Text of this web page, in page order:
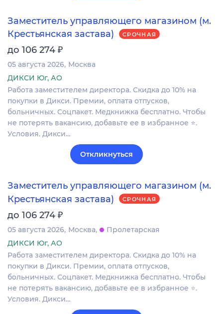
Заместитель управляющего магазином (м.
Крестьянская застава)
СРОЧНАЯ
до 106 274 ₽
05 августа 2026 Москва
ДИКСИ Юг, АО
Работа заместителем директора. Скидка до 10% на
покупки в Дикси. Премии, оплата отпусков,
больничных. Соцпакет. Медкнижка бесплатно. Чтобы
не потерять вакансию, добавьте ее в избранное ⭐.
Условия. Дикси…
Откликнуться
Заместитель управляющего магазином (м.
Крестьянская застава)
СРОЧНАЯ
до 106 274 ₽
05 августа 2026 Москва
Пролетарская
ДИКСИ Юг, АО
Работа заместителем директора. Скидка до 10% на
покупки в Дикси. Премии, оплата отпусков,
больничных. Соцпакет. Медкнижка бесплатно. Чтобы
не потерять вакансию, добавьте ее в избранное ⭐.
Условия. Дикси…